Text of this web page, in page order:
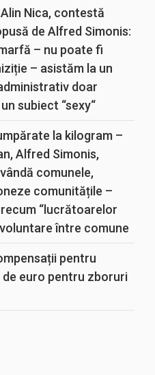
Nica, contestă
de Alfred Simonis:
– nu poate fi
– asistăm la un
doar
subiect “sexy“
la kilogram –
Alfred Simonis,
comunele,
comunitățile –
“lucrătoarelor
între comune
pentru
euro pentru zboruri